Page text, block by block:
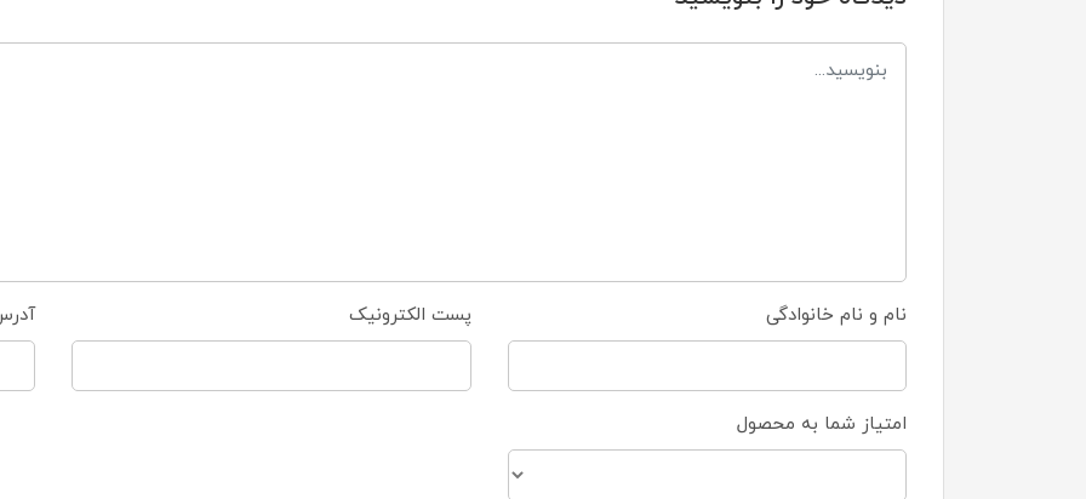
نام و نام خانوادگی پست الکترونیک
امتیاز شما به محصول